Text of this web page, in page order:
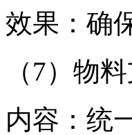
效果：确
（7）物
内容：统